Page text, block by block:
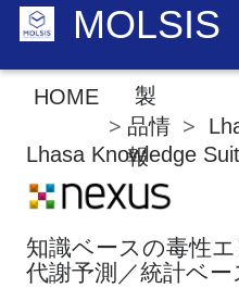
MOLSIS
HOME
製
品情
報
Lhasa Knowledge
知識ベースの毒性
代謝予測／統計ベ